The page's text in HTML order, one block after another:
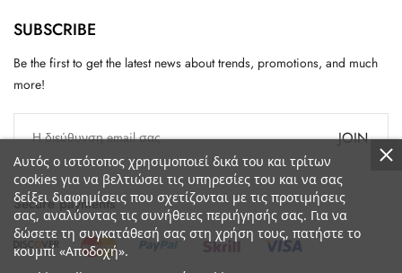
SUBSCRIBE
Be the first to get the latest news about trends, promotions, and much
more!
JOIN
Secure payments
Αυτός ο ιστότοπος χρησιμοποιεί δικά του και τρίτων
cookies για να βελτιώσει τις υπηρεσίες του και να σας
δείξει διαφημίσεις που σχετίζονται με τις προτιμήσεις
σας, αναλύοντας τις συνήθειες περιήγησής σας. Για να
δώσετε τη συγκατάθεσή σας στη χρήση τους, πατήστε το
κουμπί «Αποδοχή».